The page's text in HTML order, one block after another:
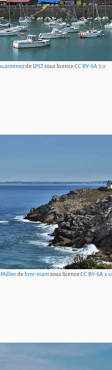
de LPLTsous licenceCC BY-SA 3.0
Millierde bmr-mamsous licenceCC BY-SA 2.0